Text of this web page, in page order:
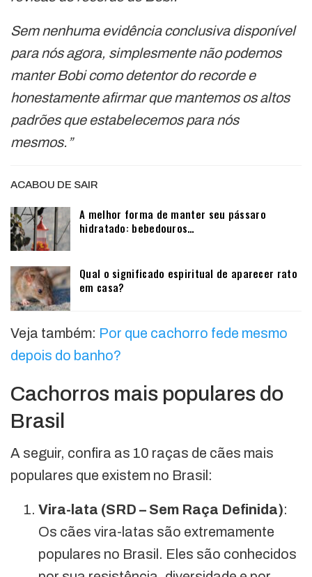
Sem nenhuma evidência conclusiva disponível
para nós agora, simplesmente não podemos
manter Bobi como detentor do recorde e
honestamente afirmar que mantemos os altos
padrões que estabelecemos para nós
mesmos.”
ACABOU DE SAIR
A melhor forma de manter seu pássaro
hidratado: bebedouros…
Qual o significado espiritual de aparecer rato
em casa?
Veja também: Por que cachorro fede mesmo
depois do banho?
Cachorros mais populares do
Brasil
A seguir, confira as 10 raças de cães mais
populares que existem no Brasil:
Vira-lata (SRD – Sem Raça Definida):
Os cães vira-latas são extremamente
populares no Brasil. Eles são conhecidos